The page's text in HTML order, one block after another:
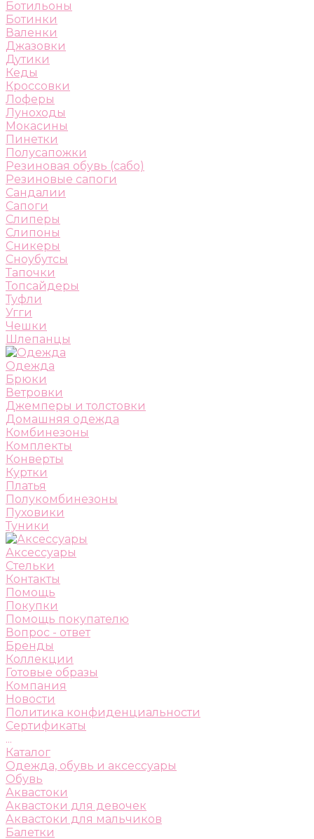
Ботильоны
Ботинки
Валенки
Джазовки
Дутики
Кеды
Кроссовки
Лоферы
Луноходы
Мокасины
Пинетки
Полусапожки
Резиновая обувь (сабо)
Резиновые сапоги
Сандалии
Сапоги
Слиперы
Слипоны
Сникеры
Сноубутсы
Тапочки
Топсайдеры
Туфли
Угги
Чешки
Шлепанцы
Одежда
Брюки
Ветровки
Джемперы и толстовки
Домашняя одежда
Комбинезоны
Комплекты
Конверты
Куртки
Платья
Полукомбинезоны
Пуховики
Туники
Аксессуары
Стельки
Контакты
Помощь
Покупки
Помощь покупателю
Вопрос - ответ
Бренды
Коллекции
Готовые образы
Компания
Новости
Политика конфиденциальности
Сертификаты
...
Каталог
Одежда, обувь и аксессуары
Обувь
Аквастоки
Аквастоки для девочек
Аквастоки для мальчиков
Балетки